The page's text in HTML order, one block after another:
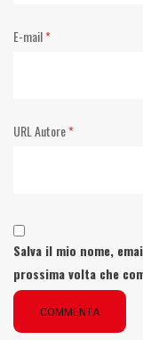
E-mail*
URL Autore*
Salva il mio nome,
prossima volta che
COMMENTA